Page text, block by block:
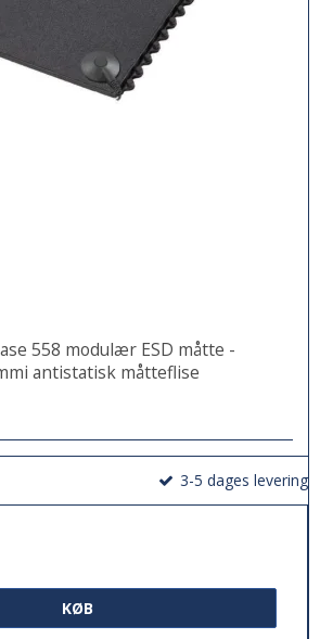
558 modulær ESD måtte -
antistatisk måtteflise
3-5 dages levering
KØB